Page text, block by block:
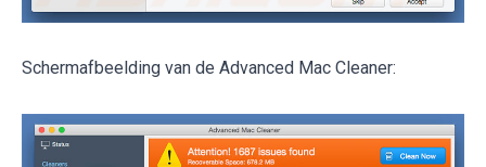
Schermafbeelding van de Advanced Mac Cleaner: